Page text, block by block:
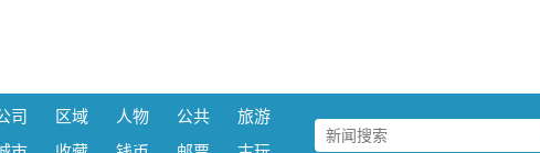
司 区域 人物 公共
旅游